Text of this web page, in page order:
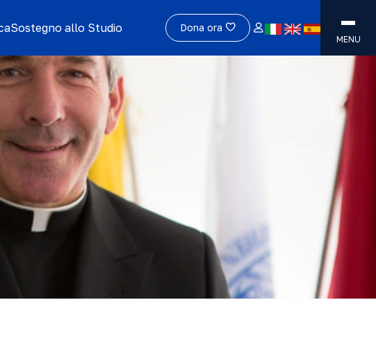
Sostegno allo Studio Dona ora
MENU